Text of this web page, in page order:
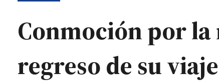
Conmoción por la
regreso de su